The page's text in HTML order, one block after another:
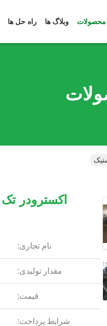
محصولات وبلاگ ها راه حل ها
نام تجاری:
مقدار تولیدی:
قیمت:
شرایط پرداخت: